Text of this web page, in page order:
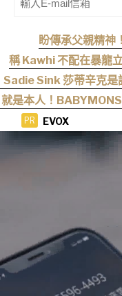
盼傳承父親精神
稱 Kawhi 不配在暴龍
Sadie Sink 莎蒂辛克是
日》，10
就是本人！
艾達王相似度
PR EVOX